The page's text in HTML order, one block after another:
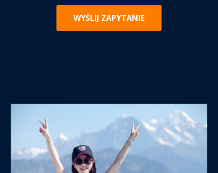
WYŚLIJ ZAPYTANIE